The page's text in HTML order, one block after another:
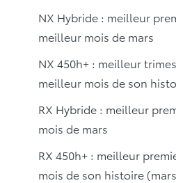
NX Hybride : meilleur
meilleur mois de mars
NX 450h+ : meilleur
meilleur mois de son
RX Hybride : meilleur
mois de mars
RX 450h+ : meilleur
mois de son histoire